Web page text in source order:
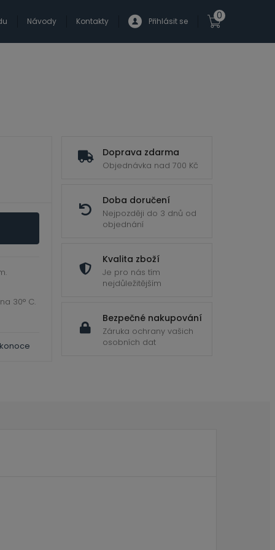
Návody Kontakty Přihlásit se 0
Doprava zdarma
Objednávka nad 700 Kč
Doba doručení
Nejpozději do 3 dnů od
objednání
Kvalita zboží
Je pro nás tím
nejdůležitějším
Bezpečné nakupování
Záruka ochrany vašich
osobních dat
30° C.